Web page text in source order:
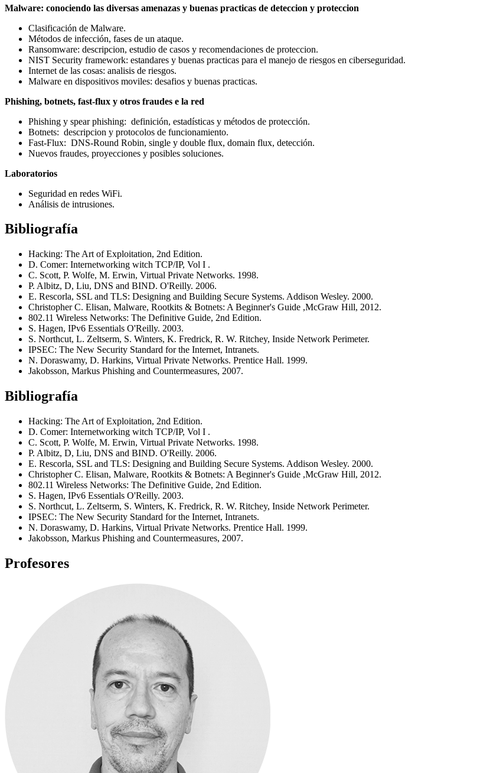
Malware: conociendo las diversas amenazas y buenas practicas de deteccion y proteccion
Clasificación de Malware.
Métodos de infección, fases de un ataque.
Ransomware: descripcion, estudio de casos y recomendaciones de proteccion.
NIST Security framework: estandares y buenas practicas para el manejo de riesgos en ciberseguridad.
Internet de las cosas: analisis de riesgos.
Malware en dispositivos moviles: desafios y buenas practicas.
Phishing, botnets, fast-flux y otros fraudes e la red
Phishing y spear phishing: definición, estadísticas y métodos de protección.
Botnets: descripcion y protocolos de funcionamiento.
Fast-Flux: DNS-Round Robin, single y double flux, domain flux, detección.
Nuevos fraudes, proyecciones y posibles soluciones.
Laboratorios
Seguridad en redes WiFi.
Análisis de intrusiones.
Bibliografía
Hacking: The Art of Exploitation, 2nd Edition.
D. Comer: Internetworking witch TCP/IP, Vol I .
C. Scott, P. Wolfe, M. Erwin, Virtual Private Networks. 1998.
P. Albitz, D, Liu, DNS and BIND. O'Reilly. 2006.
E. Rescorla, SSL and TLS: Designing and Building Secure Systems. Addison Wesley. 2000.
Christopher C. Elisan, Malware, Rootkits & Botnets: A Beginner's Guide ,McGraw Hill, 2012.
802.11 Wireless Networks: The Definitive Guide, 2nd Edition.
S. Hagen, IPv6 Essentials O'Reilly. 2003.
S. Northcut, L. Zeltserm, S. Winters, K. Fredrick, R. W. Ritchey, Inside Network Perimeter.
IPSEC: The New Security Standard for the Internet, Intranets.
N. Doraswamy, D. Harkins, Virtual Private Networks. Prentice Hall. 1999.
Jakobsson, Markus Phishing and Countermeasures, 2007.
Bibliografía
Hacking: The Art of Exploitation, 2nd Edition.
D. Comer: Internetworking witch TCP/IP, Vol I .
C. Scott, P. Wolfe, M. Erwin, Virtual Private Networks. 1998.
P. Albitz, D, Liu, DNS and BIND. O'Reilly. 2006.
E. Rescorla, SSL and TLS: Designing and Building Secure Systems. Addison Wesley. 2000.
Christopher C. Elisan, Malware, Rootkits & Botnets: A Beginner's Guide ,McGraw Hill, 2012.
802.11 Wireless Networks: The Definitive Guide, 2nd Edition.
S. Hagen, IPv6 Essentials O'Reilly. 2003.
S. Northcut, L. Zeltserm, S. Winters, K. Fredrick, R. W. Ritchey, Inside Network Perimeter.
IPSEC: The New Security Standard for the Internet, Intranets.
N. Doraswamy, D. Harkins, Virtual Private Networks. Prentice Hall. 1999.
Jakobsson, Markus Phishing and Countermeasures, 2007.
Profesores